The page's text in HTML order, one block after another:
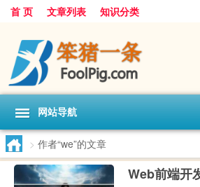
首 页 文章列表 知识分类
网站导航
> 作者“we”的文章
Web前端开